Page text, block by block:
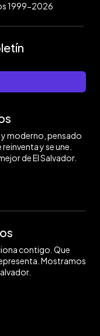
1999-2026
moderno, pensado
y se une.
de El Salvador.
contigo. Que
Mostramos